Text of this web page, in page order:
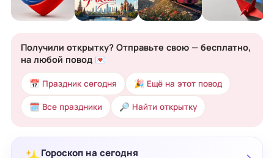
Получили открытку? Отправьте свою — бесплатно,
на любой повод 💌
📅 Праздник сегодня 🎉 Ещё на этот повод
🗓 Все праздники 🔎 Найти открытку
Гороскоп на сегодня